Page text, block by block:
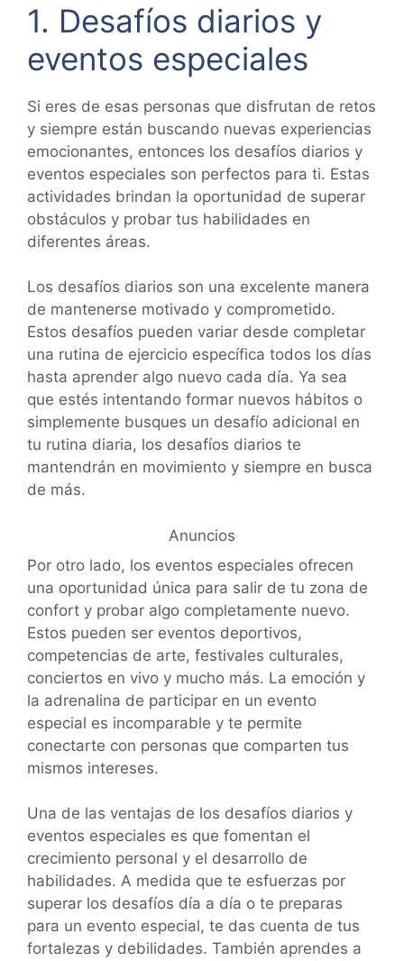
1. Desafíos diarios y
eventos especiales
Si eres de esas personas que disfrutan de retos
y siempre están buscando nuevas experiencias
emocionantes, entonces los desafíos diarios y
eventos especiales son perfectos para ti. Estas
actividades brindan la oportunidad de superar
obstáculos y probar tus habilidades en
diferentes áreas.
Los desafíos diarios son una excelente manera
de mantenerse motivado y comprometido.
Estos desafíos pueden variar desde completar
una rutina de ejercicio específica todos los días
hasta aprender algo nuevo cada día. Ya sea
que estés intentando formar nuevos hábitos o
simplemente busques un desafío adicional en
tu rutina diaria, los desafíos diarios te
mantendrán en movimiento y siempre en busca
de más.
Anuncios
Por otro lado, los eventos especiales ofrecen
una oportunidad única para salir de tu zona de
confort y probar algo completamente nuevo.
Estos pueden ser eventos deportivos,
competencias de arte, festivales culturales,
conciertos en vivo y mucho más. La emoción y
la adrenalina de participar en un evento
especial es incomparable y te permite
conectarte con personas que comparten tus
mismos intereses.
Una de las ventajas de los desafíos diarios y
eventos especiales es que fomentan el
crecimiento personal y el desarrollo de
habilidades. A medida que te esfuerzas por
superar los desafíos día a día o te preparas
para un evento especial, te das cuenta de tus
fortalezas y debilidades. También aprendes a